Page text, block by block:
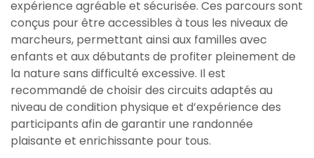
expérience agréable et sécurisée. Ces parcours sont
conçus pour être accessibles à tous les niveaux de
marcheurs, permettant ainsi aux familles avec
enfants et aux débutants de profiter pleinement de
la nature sans difficulté excessive. Il est
recommandé de choisir des circuits adaptés au
niveau de condition physique et d’expérience des
participants afin de garantir une randonnée
plaisante et enrichissante pour tous.